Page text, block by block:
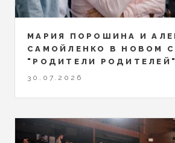
МАРИЯ ПОРОШИНА И
САМОЙЛЕНКО В НОВОМ
"РОДИТЕЛИ РОДИТЕЛЕЙ"
30.07.2026